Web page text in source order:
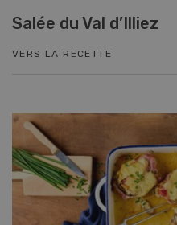
Salée du Val d’Illiez
VERS LA RECETTE